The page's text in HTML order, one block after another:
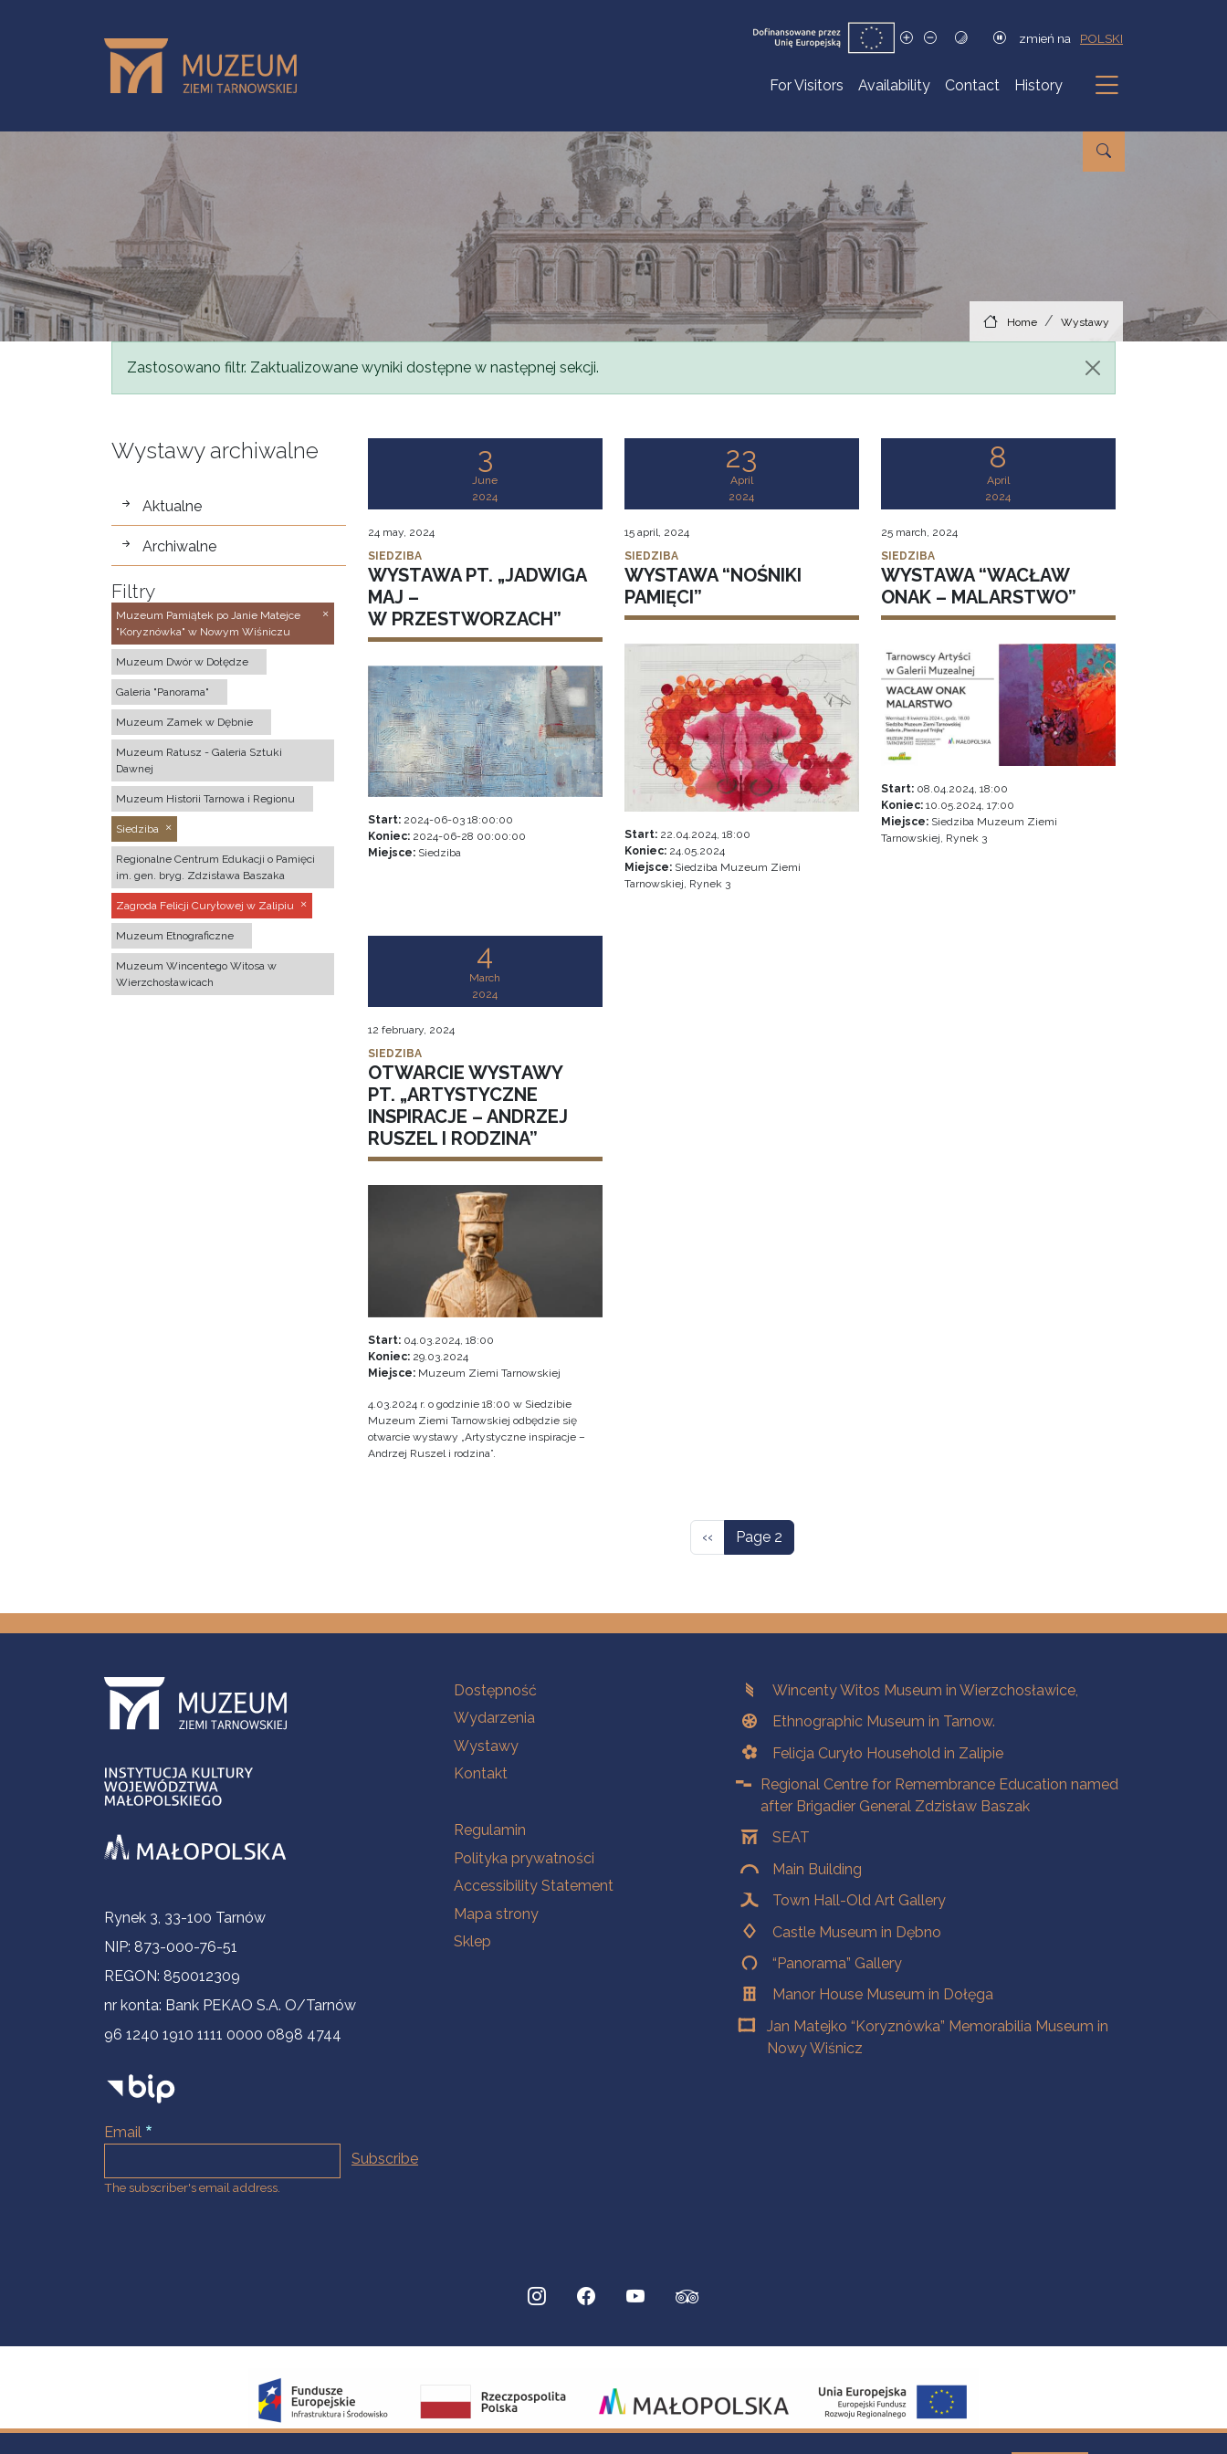
zmień na POLSKI
For Visitors Availability Contact History
Submenu
Home Wystawy
Status message
Zastosowano filtr. Zaktualizowane wyniki dostępne w następnej sekcji.
Wystawy archiwalne
wystawy
Aktualne
Archiwalne
Filtry
Muzeum Pamiątek po Janie Matejce
"Koryznówka" w Nowym Wiśniczu
Muzeum Dwór w Dołędze
Galeria "Panorama"
Muzeum Zamek w Dębnie
Muzeum Ratusz - Galeria Sztuki
Dawnej
Muzeum Historii Tarnowa i Regionu
Siedziba
Regionalne Centrum Edukacji o Pamięci
im. gen. bryg. Zdzisława Baszaka
Zagroda Felicji Curyłowej w Zalipiu
Muzeum Etnograficzne
Muzeum Wincentego Witosa w
Wierzchosławicach
3
June
2024
24 may, 2024
SIEDZIBA
WYSTAWA PT. „JADWIGA
MAJ –
W PRZESTWORZACH”
Start: 2024-06-03 18:00:00
Koniec: 2024-06-28 00:00:00
Miejsce: Siedziba
23
April
2024
15 april, 2024
SIEDZIBA
WYSTAWA “NOŚNIKI
PAMIĘCI”
Start:22.04.2024, 18:00
Koniec:24.05.2024
Miejsce:Siedziba Muzeum Ziemi
Tarnowskiej, Rynek 3
8
April
2024
25 march, 2024
SIEDZIBA
WYSTAWA “WACŁAW
ONAK – MALARSTWO”
Start:08.04.2024, 18:00
Koniec:10.05.2024, 17:00
Miejsce:Siedziba Muzeum Ziemi
Tarnowskiej, Rynek 3
4
March
2024
12 february, 2024
SIEDZIBA
OTWARCIE WYSTAWY
PT. „ARTYSTYCZNE
INSPIRACJE – ANDRZEJ
RUSZEL I RODZINA”
Start: 04.03.2024, 18:00
Koniec: 29.03.2024
Miejsce: Muzeum Ziemi Tarnowskiej
4.03.2024 r. o godzinie 18:00 w Siedzibie
Muzeum Ziemi Tarnowskiej odbędzie się
otwarcie wystawy „Artystyczne inspiracje –
Andrzej Ruszel i rodzina”.
Previous page
‹‹ Page 2
Contact Information
Rynek 3, 33-100 Tarnów
NIP: 873-000-76-51
REGON: 850012309
nr konta: Bank PEKAO S.A. O/Tarnów
96 1240 1910 1111 0000 0898 4744
Email
The subscriber's email address.
Na skróty.
Dostępność
Wydarzenia
Wystawy
Kontakt
Na skróty.
Regulamin
Polityka prywatności
Accessibility Statement
Mapa strony
Sklep
BranchesWincenty Witos Museum in Wierzchosławice,
Ethnographic Museum in Tarnow.
Felicja Curyło Household in Zalipie
Regional Centre for Remembrance Education named
after Brigadier General Zdzisław Baszak
SEAT
Main Building
Town Hall-Old Art Gallery
Castle Museum in Dębno
“Panorama” Gallery
Manor House Museum in Dołęga
Jan Matejko “Koryznówka” Memorabilia Museum in
Nowy Wiśnicz